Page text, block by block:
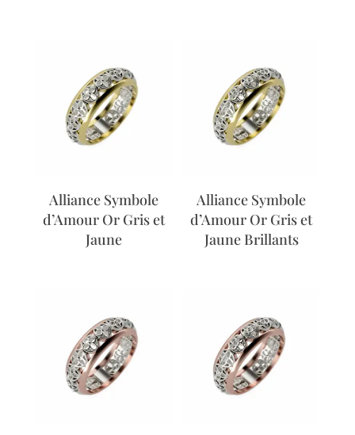
Alliance Symbole
d’Amour Or Gris et
Jaune
Alliance Symbole
d’Amour Or Gris et
Jaune Brillants